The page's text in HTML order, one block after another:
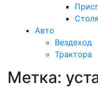
Авто
Вездеход
Трактора
Закрыть
меню
Метка: